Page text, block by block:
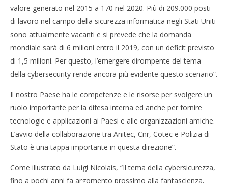
valore generato nel 2015 a 170 nel 2020. Più di 209.000 posti
di lavoro nel campo della sicurezza informatica negli Stati Uniti
sono attualmente vacanti e si prevede che la domanda
mondiale sarà di 6 milioni entro il 2019, con un deficit previsto
di 1,5 milioni. Per questo, l’emergere dirompente del tema
della cybersecurity rende ancora più evidente questo scenario”.
Il nostro Paese ha le competenze e le risorse per svolgere un
ruolo importante per la difesa interna ed anche per fornire
tecnologie e applicazioni ai Paesi e alle organizzazioni amiche.
L’avvio della collaborazione tra Anitec, Cnr, Cotec e Polizia di
Stato è una tappa importante in questa direzione”.
Come illustrato da Luigi Nicolais, “Il tema della cybersicurezza,
fino a pochi anni fa argomento prossimo alla fantascienza,